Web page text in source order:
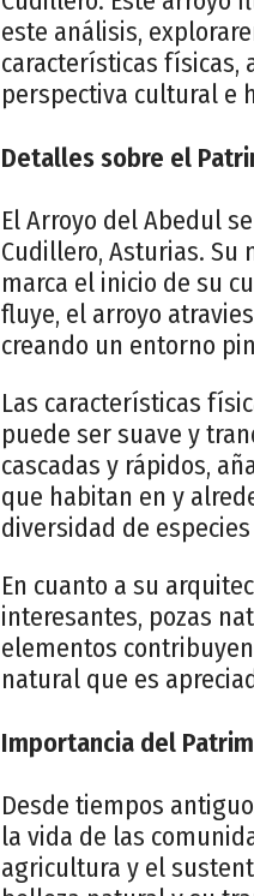
este análisis,
características
perspectiva cultural e
Detalles sobre el
El Arroyo del Abedul
Cudillero, Asturias.
marca el inicio de su
fluye, el arroyo
creando un entorno
Las características
puede ser suave y
cascadas y rápidos,
que habitan en y
diversidad de
En cuanto a su
interesantes, pozas
elementos
natural que es
Importancia del
Desde tiempos
la vida de las
agricultura y el